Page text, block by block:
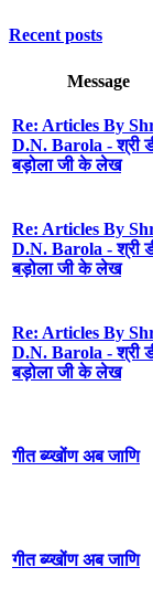
Recent posts
Message
Re: Articles By
D.N. Barola - श्री
बड़ोला जी के लेख
Re: Articles By
D.N. Barola - श्री
बड़ोला जी के लेख
Re: Articles By
D.N. Barola - श्री
बड़ोला जी के लेख
गीत ब्य्खोंण अब जाणि
गीत ब्य्खोंण अब जाणि